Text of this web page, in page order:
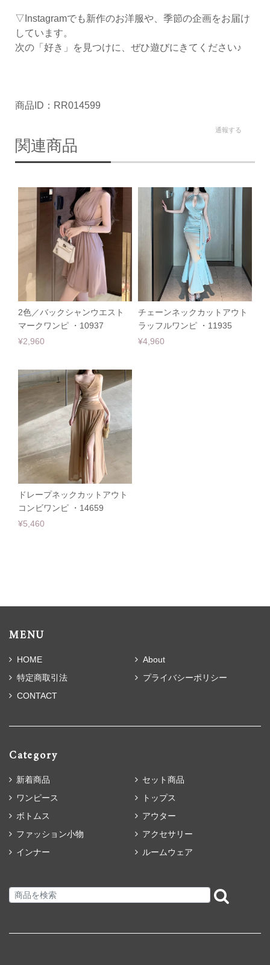
▽Instagramでも新作のお洋服や、季節の企画をお届け
しています。
次の「好き」を見つけに、ぜひ遊びにきてください♪
商品ID：RR014599
通報する
関連商品
2色／バックシャンウエスト
マークワンピ ・10937
¥2,960
チェーンネックカットアウト
ラッフルワンピ ・11935
¥4,960
ドレープネックカットアウト
コンビワンピ ・14659
¥5,460
MENU
HOME
About
特定商取引法
プライバシーポリシー
CONTACT
Category
新着商品
セット商品
ワンピース
トップス
ボトムス
アウター
ファッション小物
アクセサリー
インナー
ルームウェア